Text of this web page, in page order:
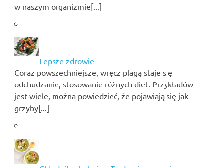
w naszym organizmie[...]
Lepsze zdrowie
Coraz powszechniejsze, wręcz plagą staje się
odchudzanie, stosowanie różnych diet. Przykładów
jest wiele, można powiedzieć, że pojawiają się jak
grzyby[...]